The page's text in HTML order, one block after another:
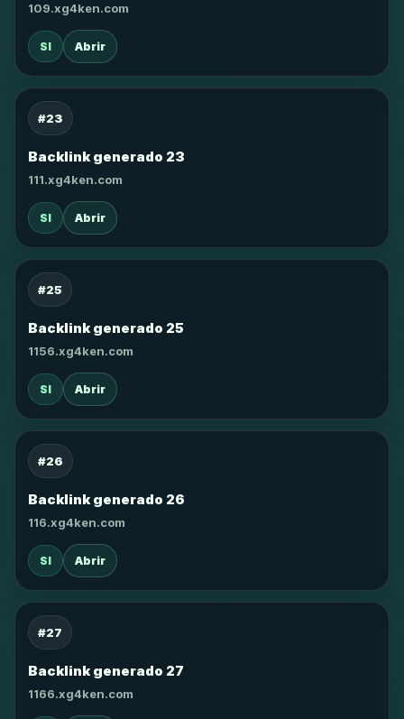
109.xg4ken.com
SI Abrir
#23
Backlink generado 23
111.xg4ken.com
SI Abrir
#25
Backlink generado 25
1156.xg4ken.com
SI Abrir
#26
Backlink generado 26
116.xg4ken.com
SI Abrir
#27
Backlink generado 27
1166.xg4ken.com